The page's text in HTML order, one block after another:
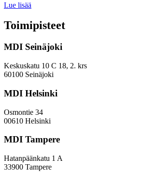
Lue lisää
ja
kehyskunnat
parantaa
EVP-
indeksissä?
Toimipisteet
MDI Seinäjoki
Keskuskatu 10 C 18, 2. krs
60100 Seinäjoki
MDI Helsinki
Osmontie 34
00610 Helsinki
MDI Tampere
Hatanpäänkatu 1 A
33900 Tampere